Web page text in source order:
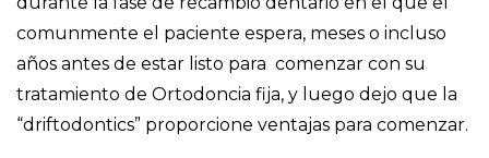
comunmente el paciente espera, meses o incluso
años antes de estar listo para comenzar con su
tratamiento de Ortodoncia fija, y luego dejo que la
“driftodontics” proporcione ventajas para comenzar.